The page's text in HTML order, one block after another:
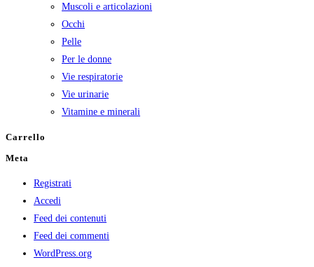
Muscoli e articolazioni
Occhi
Pelle
Per le donne
Vie respiratorie
Vie urinarie
Vitamine e minerali
Carrello
Meta
Registrati
Accedi
Feed dei contenuti
Feed dei commenti
WordPress.org